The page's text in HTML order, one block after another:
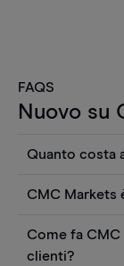
FAQS
Nuovo su
Quanto costa
Puoi anche
utilizzare
o rapporti
CMC Markets
Come fa
clienti?